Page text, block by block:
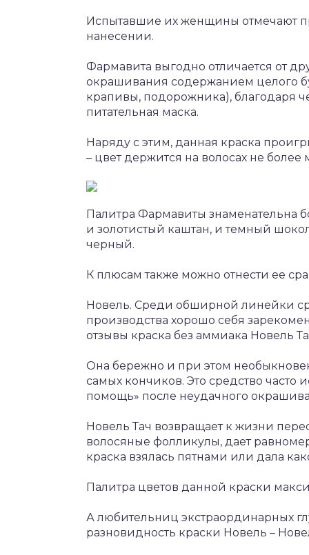
Испытавшие их женщины отмечают
нанесении.
Фармавита выгодно отличается от
окрашивания содержанием целого
крапивы, подорожника), благодаря
питательная маска.
Наряду с этим, данная краска
– цвет держится на волосах не более
Палитра Фармавиты знаменательна
и золотистый каштан, и темный
черный.
К плюсам также можно отнести ее
Новель. Среди обширной линейки
производства хорошо себя
отзывы краска без аммиака Новель
Она бережно и при этом
самых кончиков. Это средство часто
помощь» после неудачного
Новель Тач возвращает к жизни
волосяные фолликулы, дает
краска взялась пятнами или дала
Палитра цветов данной краски
А любительниц экстраординарных
разновидность краски Новель –